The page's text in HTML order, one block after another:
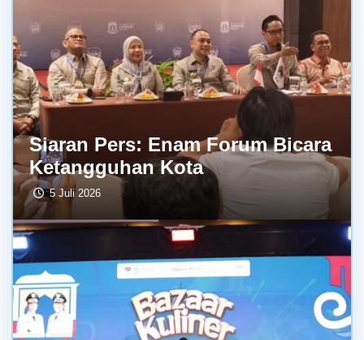
Siaran Pers: Enam Forum Bicara
Ketangguhan Kota
5 Juli 2026